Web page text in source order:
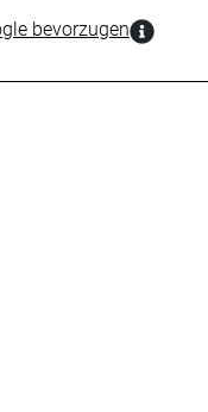
bevorzugen